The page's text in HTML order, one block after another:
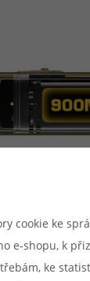
cookie ke
e-shopu, k
ke